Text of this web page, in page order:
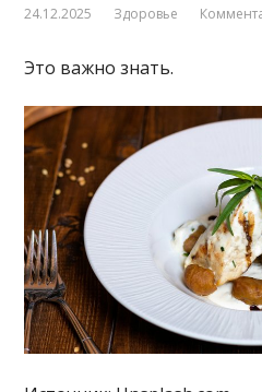
24.12.2025 Здоровье
Это важно знать.